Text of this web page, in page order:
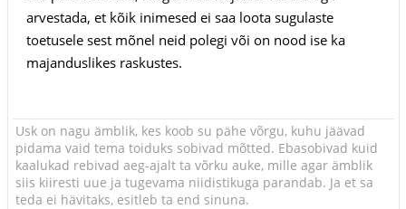
arvestada, et kõik inimesed ei saa loota sugulaste
toetusele sest mõnel neid polegi või on nood ise ka
majanduslikes raskustes.
Usk on nagu ämblik, kes koob su pähe võrgu, kuhu jäävad
pidama vaid tema toiduks sobivad mõtted. Ebasobivad kuid
kaalukad rebivad aeg-ajalt ta võrku auke, mille agar ämblik
siis kiiresti uue ja tugevama niidistikuga parandab. Ja et sa
teda ei hävitaks, esitleb ta end sinuna.